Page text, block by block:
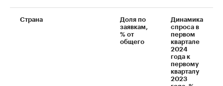
Страна
Доля по
заявкам,
% от
общего
Динамика
спроса в
первом
квартале
2024
года к
первому
кварталу
2023